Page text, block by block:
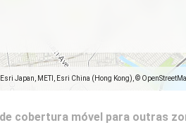
Japan, METI, Esri China (Hong Kong), ©
cobertura móvel para outras